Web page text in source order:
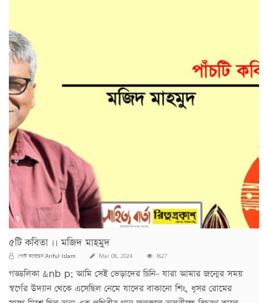
৫টি কবিতা ।। মজিদ মাহমুদ
পোস্ট করেছেনAriful Islam Mar 08, 2024 1627
গড্ডলিকা &nb p; আমি সেই ভেড়াদের চিনি- যারা আমার জন্মের সময়
স্বর্গের উদ্যান থেকে এসেছিল নেমে যাদের বাকানো শিং, ধূসর রোমের